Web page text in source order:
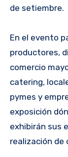
de setiembre.
En el evento
productores,
comercio
catering,
pymes y
exposición
exhibirán sus
realización de